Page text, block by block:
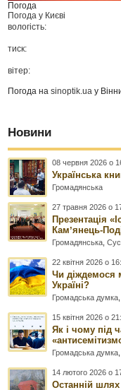
Погода
Погода у Києві
вологість:
тиск:
вітер:
Погода наsinoptik.ua у
Новини
08 червня 2026 о
Українська
Громадянська
27 травня 2026 о
Презентація
Камʼянець-
Громадянська ,
22 квітня 2026 о
Чи діждемося
Україні?
Громадська думка
15 квітня 2026 о
Як і чому під
Громадська думка
14 лютого 2026 о
Останній